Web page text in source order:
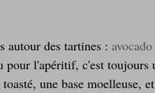
Finger food, snack
autour des tartines :
pour l'apéritif, c'est toujours
une base moelleuse,